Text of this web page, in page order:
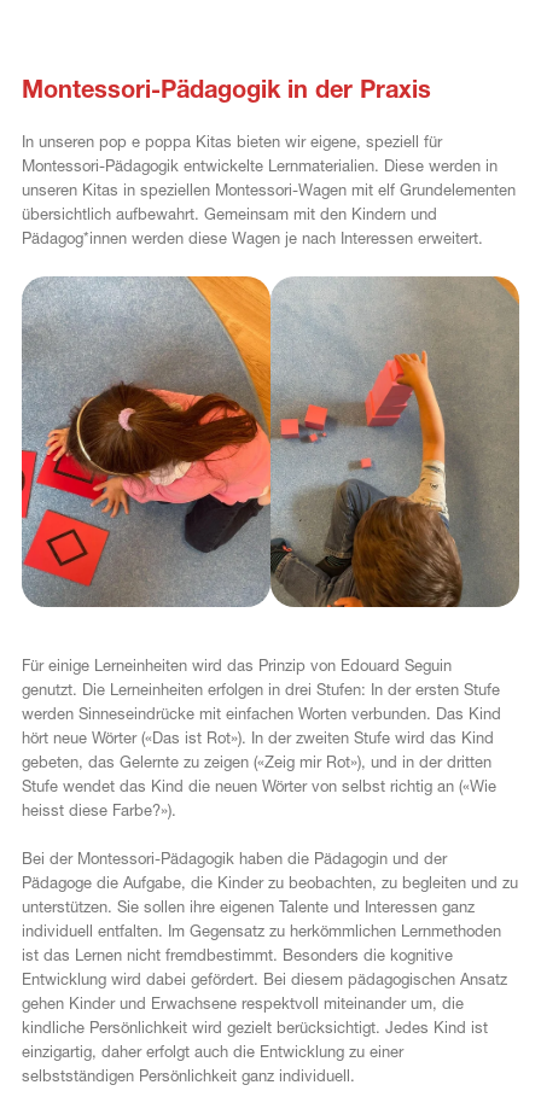
Montessori-Pädagogik in der Praxis
In unseren pop e poppa Kitas bieten wir eigene, speziell für
Montessori-Pädagogik entwickelte Lernmaterialien. Diese werden in
unseren Kitas in speziellen Montessori-Wagen mit elf Grundelementen
übersichtlich aufbewahrt. Gemeinsam mit den Kindern und
Pädagog*innen werden diese Wagen je nach Interessen erweitert.
Für einige Lerneinheiten wird das Prinzip von Edouard Seguin
genutzt. Die Lerneinheiten erfolgen in drei Stufen: In der ersten Stufe
werden Sinneseindrücke mit einfachen Worten verbunden. Das Kind
hört neue Wörter («Das ist Rot»). In der zweiten Stufe wird das Kind
gebeten, das Gelernte zu zeigen («Zeig mir Rot»), und in der dritten
Stufe wendet das Kind die neuen Wörter von selbst richtig an («Wie
heisst diese Farbe?»).
Bei der Montessori-Pädagogik haben die Pädagogin und der
Pädagoge die Aufgabe, die Kinder zu beobachten, zu begleiten und zu
unterstützen. Sie sollen ihre eigenen Talente und Interessen ganz
individuell entfalten. Im Gegensatz zu herkömmlichen Lernmethoden
ist das Lernen nicht fremdbestimmt. Besonders die kognitive
Entwicklung wird dabei gefördert. Bei diesem pädagogischen Ansatz
gehen Kinder und Erwachsene respektvoll miteinander um, die
kindliche Persönlichkeit wird gezielt berücksichtigt. Jedes Kind ist
einzigartig, daher erfolgt auch die Entwicklung zu einer
selbstständigen Persönlichkeit ganz individuell.